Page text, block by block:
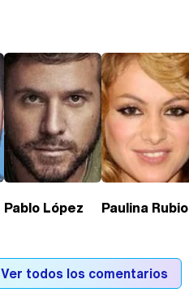
Pablo López Paulina Rubio
Ver todos los comentarios